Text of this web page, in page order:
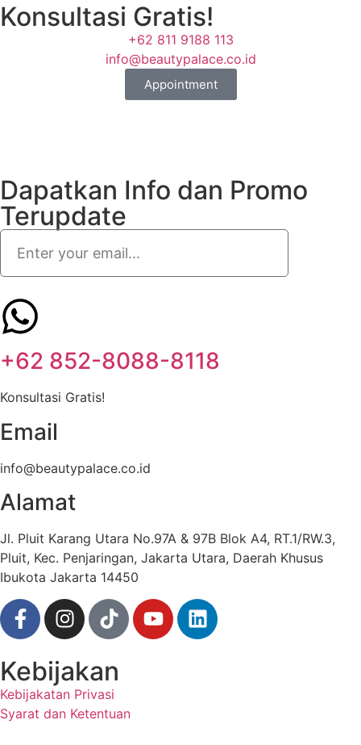
Konsultasi Gratis!
+62 811 9188 113
info@beautypalace.co.id
Appointment
Dapatkan Info dan Promo
Terupdate
+62 852-8088-8118
Konsultasi Gratis!
Email
info@beautypalace.co.id
Alamat
Jl. Pluit Karang Utara No.97A & 97B Blok A4, RT.1/RW.3,
Pluit, Kec. Penjaringan, Jakarta Utara, Daerah Khusus
Ibukota Jakarta 14450
Kebijakan
Kebijakatan Privasi
Syarat dan Ketentuan